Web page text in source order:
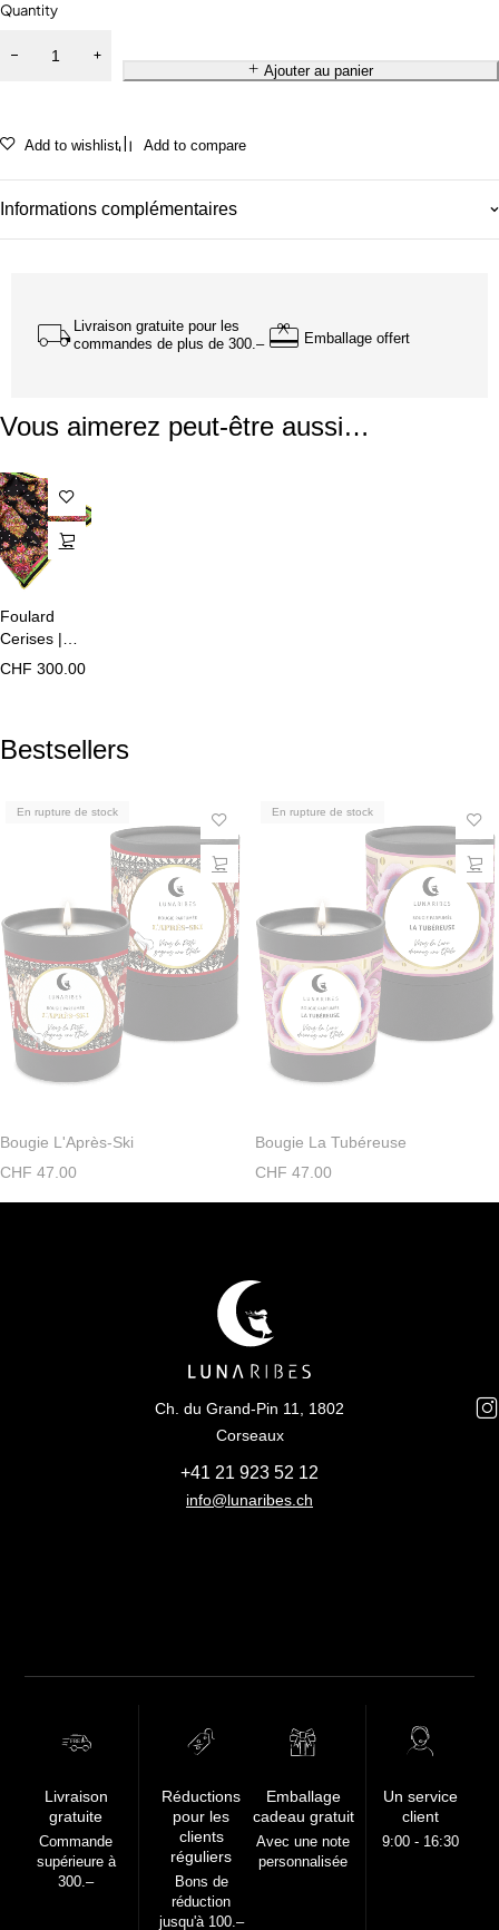
Quantity
Ajouter au panier
Add to wishlist Add to compare
Informations complémentaires
Livraison gratuite pour les
commandes de plus de 300.–
Emballage offert
Vous aimerez peut-être aussi…
Foulard
Cerises |
Carré de
CHF 300.00
Bestsellers
En rupture de stock
Bougie L'Après-Ski
CHF 47.00
En rupture de stock
Bougie La Tubéreuse
CHF 47.00
Ch. du Grand-Pin 11, 1802
Corseaux
+41 21 923 52 12
info@lunaribes.ch
FREE
Livraison
gratuite
Commande
supérieure à
300.–
Réductions
pour les
clients
réguliers
Bons de
réduction
jusqu'à 100.–
Emballage
cadeau gratuit
Avec une note
personnalisée
Un service
client
9:00 - 16:30